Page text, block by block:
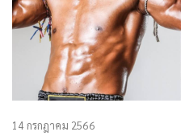
14 กรกฎาคม 2566